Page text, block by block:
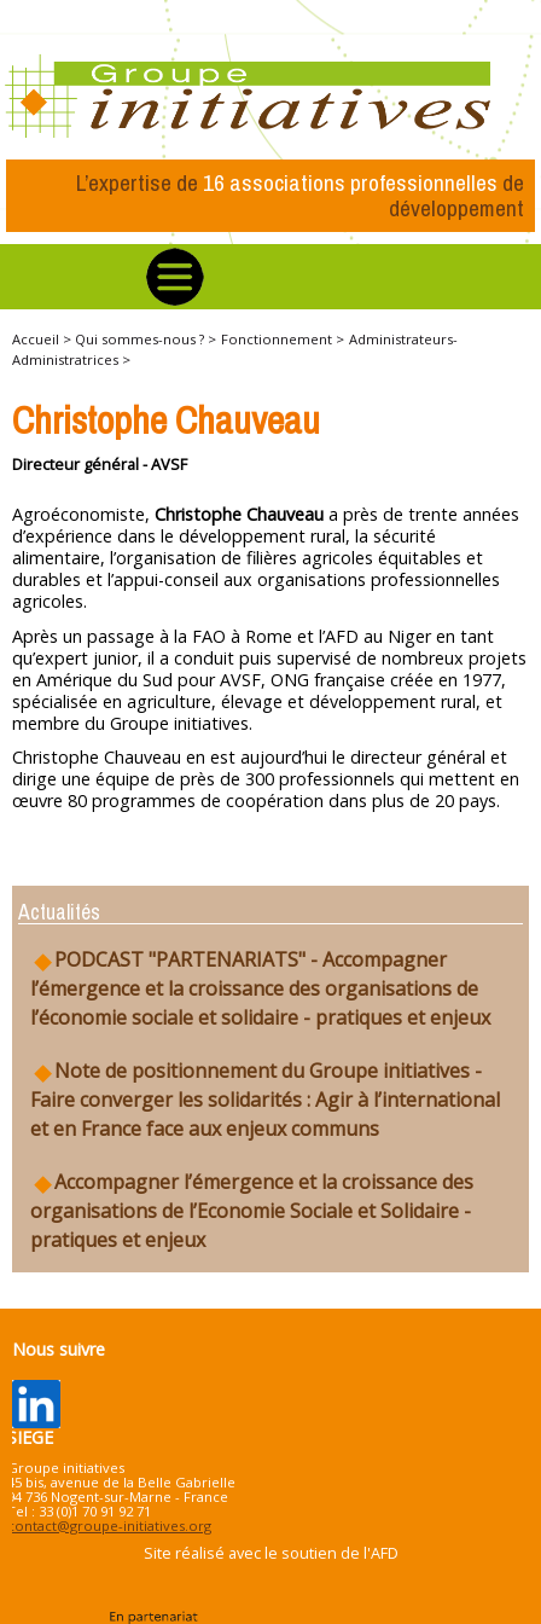
L’expertise de 16 associations professionnelles de
développement
Accueil > Qui sommes-nous ? > Fonctionnement > Administrateurs-
Administratrices >
Christophe Chauveau
Directeur général - AVSF
Agroéconomiste, Christophe Chauveau a près de trente années
d’expérience dans le développement rural, la sécurité
alimentaire, l’organisation de filières agricoles équitables et
durables et l’appui-conseil aux organisations professionnelles
agricoles.
Après un passage à la FAO à Rome et l’AFD au Niger en tant
qu’expert junior, il a conduit puis supervisé de nombreux projets
en Amérique du Sud pour AVSF, ONG française créée en 1977,
spécialisée en agriculture, élevage et développement rural, et
membre du Groupe initiatives.
Christophe Chauveau en est aujourd’hui le directeur général et
dirige une équipe de près de 300 professionnels qui mettent en
œuvre 80 programmes de coopération dans plus de 20 pays.
Actualités
PODCAST "PARTENARIATS" - Accompagner
l’émergence et la croissance des organisations de
l’économie sociale et solidaire - pratiques et enjeux
Note de positionnement du Groupe initiatives -
Faire converger les solidarités : Agir à l’international
et en France face aux enjeux communs
Accompagner l’émergence et la croissance des
organisations de l’Economie Sociale et Solidaire -
pratiques et enjeux
Nous suivre
SIEGE
Groupe initiatives
45 bis, avenue de la Belle Gabrielle
94 736 Nogent-sur-Marne - France
Tel : 33 (0)1 70 91 92 71
contact@groupe-initiatives.org
Site réalisé avec le soutien de l'AFD